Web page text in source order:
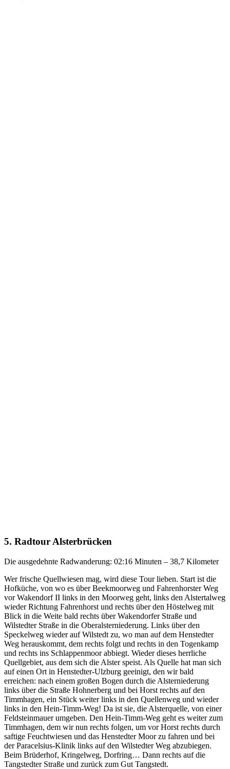
5. Radtour Alsterbrücken
Die ausgedehnte Radwanderung: 02:16 Minuten – 38,7 Kilometer
Wer frische Quellwiesen mag, wird diese Tour lieben. Start ist die
Hofküche, von wo es über Beekmoorweg und Fahrenhorster Weg
vor Wakendorf II links in den Moorweg geht, links den Alstertalweg
wieder Richtung Fahrenhorst und rechts über den Höstelweg mit
Blick in die Weite bald rechts über Wakendorfer Straße und
Wilstedter Straße in die Oberalsterniederung. Links über den
Speckelweg wieder auf Wilstedt zu, wo man auf dem Henstedter
Weg herauskommt, dem rechts folgt und rechts in den Togenkamp
und rechts ins Schlappenmoor abbiegt. Wieder dieses herrliche
Quellgebiet, aus dem sich die Alster speist. Als Quelle hat man sich
auf einen Ort in Henstedter-Ulzburg geeinigt, den wir bald
erreichen: nach einem großen Bogen durch die Alsterniederung
links über die Straße Hohnerberg und bei Horst rechts auf den
Timmhagen, ein Stück weiter links in den Quellenweg und wieder
links in den Hein-Timm-Weg! Da ist sie, die Alsterquelle, von einer
Feldsteinmauer umgeben. Den Hein-Timm-Weg geht es weiter zum
Timmhagen, dem wir nun rechts folgen, um vor Horst rechts durch
saftige Feuchtwiesen und das Henstedter Moor zu fahren und bei
der Paracelsius-Klinik links auf den Wilstedter Weg abzubiegen.
Beim Brüderhof, Kringelweg, Dorfring… Dann rechts auf die
Tangstedter Straße und zurück zum Gut Tangstedt.